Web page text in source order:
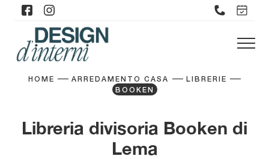
HOME ARREDAMENTO CASA
LIBRERIE
BOOKEN
Libreria divisoria Booken di
Lema